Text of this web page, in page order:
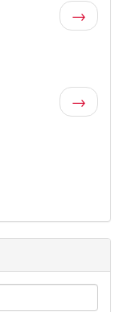
→
→